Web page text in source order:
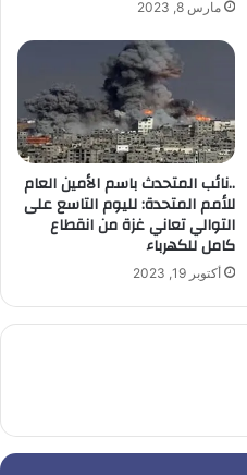
مارس 8, 2023
..نائب المتحدث باسم الأمين العام
للأمم المتحدة: لليوم التاسع على
التوالي تعاني غزة من انقطاع
كامل للكهرباء
أكتوبر 19, 2023